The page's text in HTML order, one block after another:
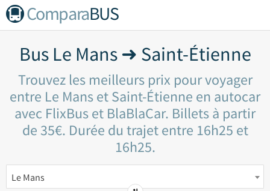
ComparaBUS
Bus Le Mans ➜ Saint-Étienne
Trouvez les meilleurs prix pour voyager
entre Le Mans et Saint-Étienne en autocar
avec FlixBus et BlaBlaCar. Billets à partir
de 35€. Durée du trajet entre 16h25 et
16h25.
Le Mans